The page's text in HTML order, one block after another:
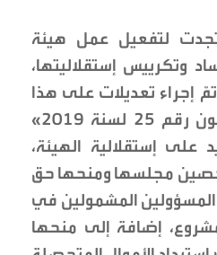
لتفعيل عمل هيئة
وتكرييس إستقلاليتها،
إجراء تعديلات على هذا
القانون بموجب «القانون رقم 25 لسنة 2019»
على إستقلالية الهيئة،
مجلسها ومنحها حق
المسؤولين المشمولين في
إضافة إلى منحها